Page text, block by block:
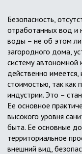
Безопасность,
отработанных вод и
воды – не об этом
загородного дома,
систему автономной
действенно
стоимостью, так как
индустрии. Это –
Ее основное
высокого уровня
быта. Ее основные
территориальное
внешний вид,